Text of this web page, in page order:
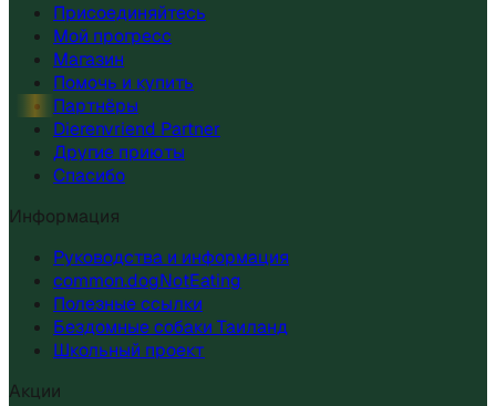
Присоединяйтесь
Мой прогресс
Магазин
Помочь и купить
Партнёры
Dierenvriend Partner
Другие приюты
Спасибо
Информация
Руководства и информация
common.dogNotEating
Полезные ссылки
Бездомные собаки Таиланд
Школьный проект
Акции